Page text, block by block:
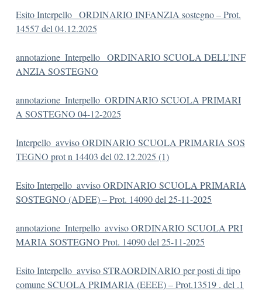
Esito Interpello_ ORDINARIO INFANZIA sostegno – Prot.
14557 del 04.12.2025
annotazione_Interpello_ ORDINARIO SCUOLA DELL’INF
ANZIA SOSTEGNO
annotazione_Interpello_ORDINARIO SCUOLA PRIMARI
A SOSTEGNO 04-12-2025
Interpello_avviso ORDINARIO SCUOLA PRIMARIA SOS
TEGNO prot n 14403 del 02.12.2025 (1)
Esito Interpello_avviso ORDINARIO SCUOLA PRIMARIA
SOSTEGNO (ADEE) – Prot. 14090 del 25-11-2025
annotazione_Interpello_avviso ORDINARIO SCUOLA PRI
MARIA SOSTEGNO Prot. 14090 del 25-11-2025
Esito Interpello_avviso STRAORDINARIO per posti di tipo
comune SCUOLA PRIMARIA (EEEE) – Prot.13519 . del .1